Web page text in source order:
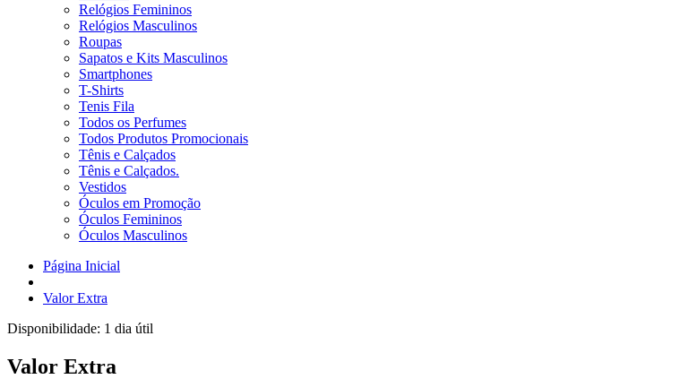
Relógios Femininos
Relógios Masculinos
Roupas
Sapatos e Kits Masculinos
Smartphones
T-Shirts
Tenis Fila
Todos os Perfumes
Todos Produtos Promocionais
Tênis e Calçados
Tênis e Calçados.
Vestidos
Óculos em Promoção
Óculos Femininos
Óculos Masculinos
Página Inicial
Valor Extra
Disponibilidade: 1 dia útil
Valor Extra